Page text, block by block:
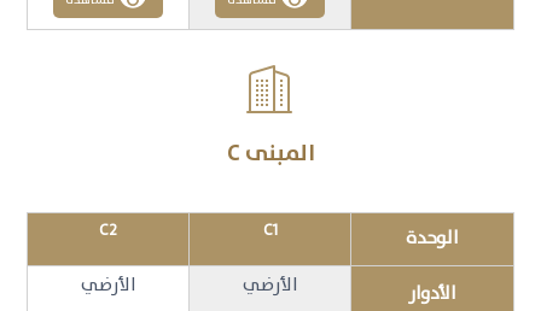

المبنى C
الوحدة C1
C2
الأدوار الأرضي الأرضي